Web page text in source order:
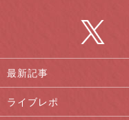
最新記事
ライブレポ